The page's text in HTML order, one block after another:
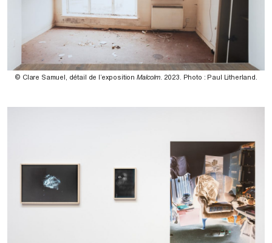
© Clare Samuel, détail de l’exposition Malcolm. 2023. Photo : Paul Litherland.